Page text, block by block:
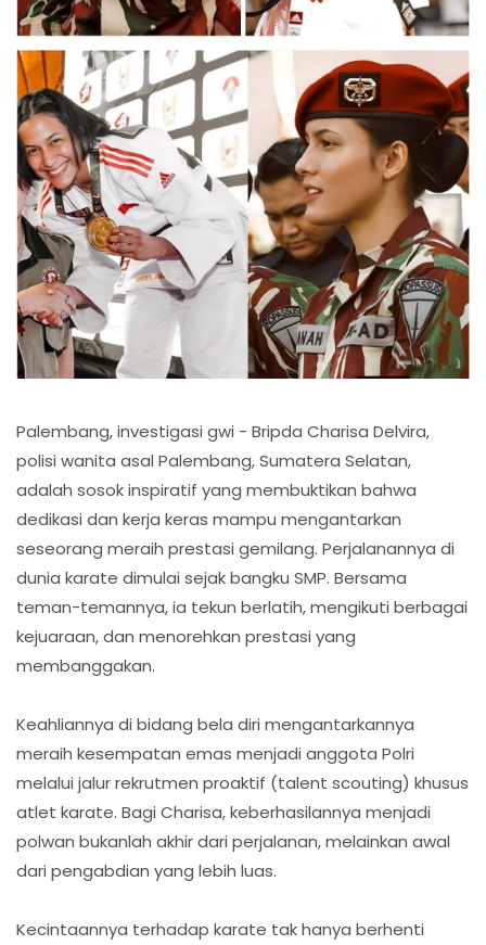
Palembang, investigasi gwi - Bripda Charisa Delvira,
polisi wanita asal Palembang, Sumatera Selatan,
adalah sosok inspiratif yang membuktikan bahwa
dedikasi dan kerja keras mampu mengantarkan
seseorang meraih prestasi gemilang. Perjalanannya di
dunia karate dimulai sejak bangku SMP. Bersama
teman-temannya, ia tekun berlatih, mengikuti berbagai
kejuaraan, dan menorehkan prestasi yang
membanggakan.
Keahliannya di bidang bela diri mengantarkannya
meraih kesempatan emas menjadi anggota Polri
melalui jalur rekrutmen proaktif (talent scouting) khusus
atlet karate. Bagi Charisa, keberhasilannya menjadi
polwan bukanlah akhir dari perjalanan, melainkan awal
dari pengabdian yang lebih luas.
Kecintaannya terhadap karate tak hanya berhenti